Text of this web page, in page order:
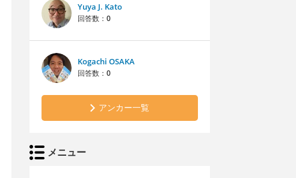
Yuya J. Kato
回答数： 0
Kogachi OSAKA
回答数： 0
アンカー一覧
メニュー